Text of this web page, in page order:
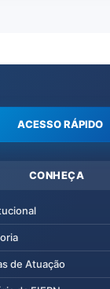
ACESSO RÁPIDO
CONHEÇA
de Atuação